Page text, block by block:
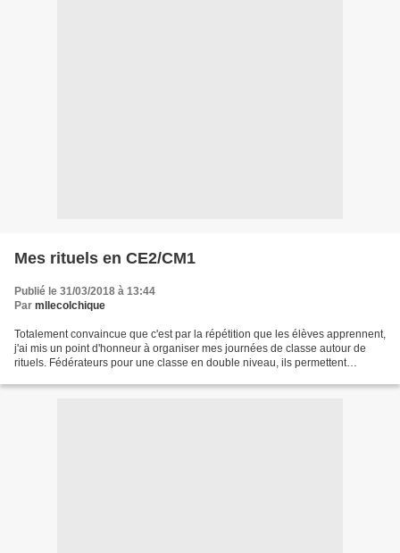
Mes rituels en CE2/CM1
Publié le 31/03/2018 à 13:44
Par mllecolchique
Totalement convaincue que c'est par la répétition que les élèves apprennent,
j'ai mis un point d'honneur à organiser mes journées de classe autour de
rituels. Fédérateurs pour une classe en double niveau, ils permettent